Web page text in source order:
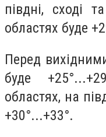
півдні, сході
областях буде
Перед
буде
областях, на
+30°...+33°.